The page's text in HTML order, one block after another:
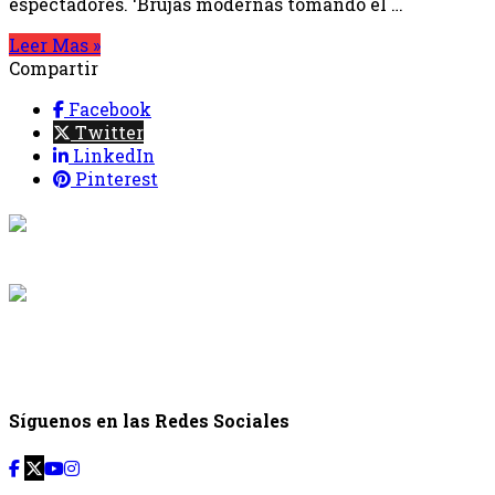
Leer Mas »
Compartir
Facebook
Twitter
LinkedIn
Pinterest
Síguenos en las Redes Sociales